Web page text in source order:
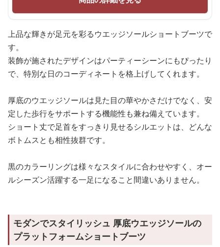
上品な輝きが足元を彩るウエッジソールショートブーツで
す。
装飾が施されたデザインはパーティーシーンにもぴったり
で、特別な日のコーディネートを格上げしてくれます。
厚底のウエッジソールは見た目の華やかさだけでなく、安
定した歩行をサポートする機能性も兼ね備えています。
ショート丈で足首をすっきり見せるシルエットは、どんな
ボトムスとも相性抜群です。
黒のカラーリングは様々なスタイルに合わせやすく、オー
ルシーズン活躍する一足になること間違いありません。
モダンでスタイリッシュ 厚底ウエッジソールの
プラットフォームショートブーツ